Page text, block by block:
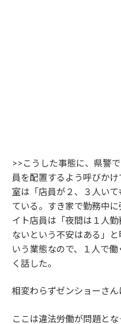
>>こうした事態に、県警
員を配置するよう呼びか
室は「店員が２、３人い
ている。すき家で勤務中
イト店員は「夜間は１人
ないという不安はある」
いう業態なので、１人で
く話した。
相変わらずゼンショーさん
ここは違法労働が問題と